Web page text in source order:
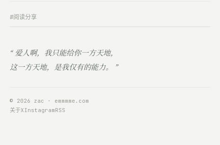
#阅读分享
“ 爱人啊，我只能给你一方天地，
这一方天地，是我仅有的能力。 ”
© 2026 zac · emmmme.com
关于XInstagramRSS